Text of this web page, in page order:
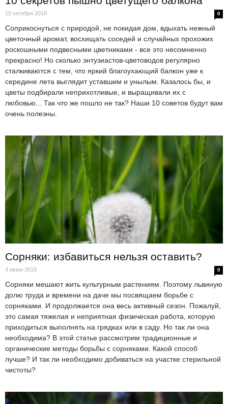
10 октября 2018 0
Соприкоснуться с природой, не покидая дом, вдыхать нежный
цветочный аромат, восхищать соседей и случайных прохожих
роскошными подвесными цветниками - все это несомненно
прекрасно! Но сколько энтузиастов-цветоводов регулярно
сталкиваются с тем, что яркий благоухающий балкон уже к
середине лета выглядит уставшим и унылым. Казалось бы, и
цветы подбирали неприхотливые, и выращивали их с
любовью... Так что же пошло не так? Наши 10 советов будут вам
очень полезны.
Сорняки: избавиться нельзя оставить?
4 июня 2018 0
Сорняки мешают жить культурным растениям. Поэтому львиную
долю труда и времени на даче мы посвящаем борьбе с
сорняками. И продолжается она весь активный сезон. Пожалуй,
это самая тяжелая и неприятная физическая работа, которую
приходиться выполнять на грядках или в саду. Но так ли она
необходима? В этой статье рассмотрим традиционные и
органические методы борьбы с сорняками. Какой способ
лучше? И так ли необходимо добиваться на участке стерильной
чистоты?